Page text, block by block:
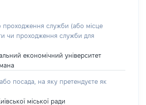
проходження служби (або місце
чи проходження служби для
економічний університет
посада, на яку претендуєте як
міської ради